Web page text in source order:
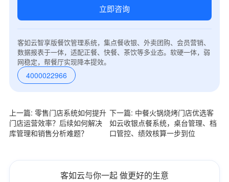
立即咨询
客如云智享版餐饮管理系统，集点餐收银、外卖团购、会员营销、
数据报表于一体，适配正餐、快餐、茶饮等多业态。软硬一体，弱
网稳定，帮餐厅实现降本提效。
4000022966
上一篇: 零售门店系统如何提升
门店运营效率？后续如何解决
库管理和销售分析难题？
下一篇: 中餐火锅烧烤门店优选客
如云收银点餐系统，桌台管理、档
口管控、绩效核算一步到位
客如云与你一起 做更好的生意